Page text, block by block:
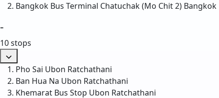
Bangkok Bus Terminal Chatuchak (Mo Chit 2) Bangkok
-
10 stops
Pho Sai Ubon Ratchathani
Ban Hua Na Ubon Ratchathani
Khemarat Bus Stop Ubon Ratchathani